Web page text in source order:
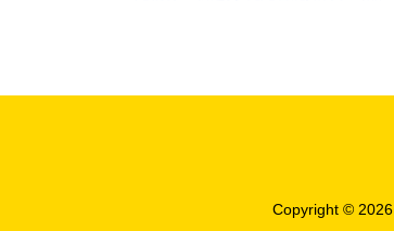
Copyright © 2026